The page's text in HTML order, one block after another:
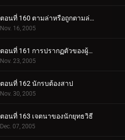
ตอนที่ 160 ตามล่าหรือถูกตามล่า! การประลองที่ O.K. วัด!
Nov. 16, 2005
ตอนที่ 161 การปรากฏตัวของผู้มาเยือนที่แปลกประหลาด
Nov. 23, 2005
ตอนที่ 162 นักรบต้องสาป
Nov. 30, 2005
ตอนที่ 163 เจตนาของนักยุทธวิธี
Dec. 07, 2005